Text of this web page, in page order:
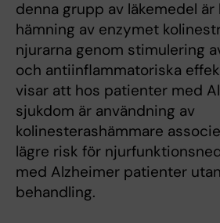
denna grupp av läkemedel är
hämning av enzymet
njurarna genom stimulering
och antiinflammatoriska
visar att hos patienter med
sjukdom är användning av
kolinesterashämmare
lägre risk för
med Alzheimer patienter
behandling.